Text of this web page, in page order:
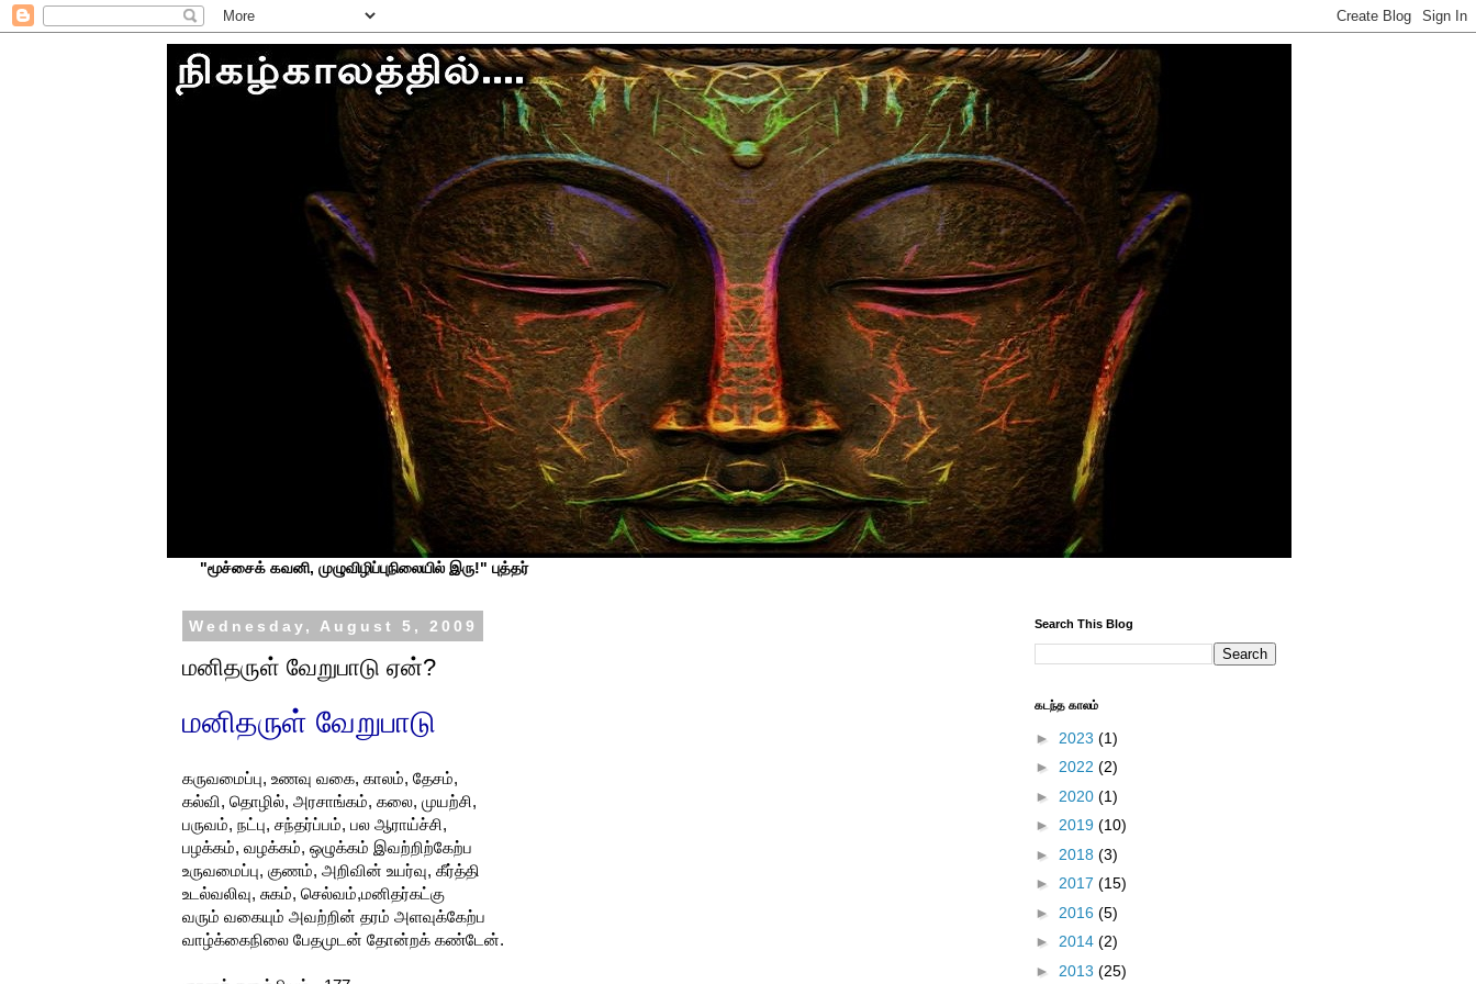
"மூச்சைக் கவனி, முழுவிழிப்புநிலையில் இரு!" புத்தர்
Wednesday, August 5, 2009
மனிதருள் வேறுபாடு ஏன்?
மனிதருள் வேறுபாடு
கருவமைப்பு, உணவு வகை, காலம், தேசம்,
கல்வி, தொழில், அரசாங்கம், கலை, முயற்சி,
பருவம், நட்பு, சந்தர்ப்பம், பல ஆராய்ச்சி,
பழக்கம், வழக்கம், ஒழுக்கம் இவற்றிற்கேற்ப
உருவமைப்பு, குணம், அறிவின் உயர்வு, கீர்த்தி
உடல்வலிவு, சுகம், செல்வம்,மனிதர்கட்கு
வரும் வகையும் அவற்றின் தரம் அளவுக்கேற்ப
வாழ்க்கைநிலை பேதமுடன் தோன்றக் கண்டேன்.
Search This Blog
கடந்த காலம்
► 2023 (1)
► 2022 (2)
► 2020 (1)
► 2019 (10)
► 2018 (3)
► 2017 (15)
► 2016 (5)
► 2014 (2)
► 2013 (25)